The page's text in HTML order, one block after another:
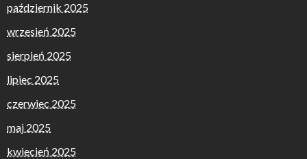
październik 2025
wrzesień 2025
sierpień 2025
lipiec 2025
czerwiec 2025
maj 2025
kwiecień 2025